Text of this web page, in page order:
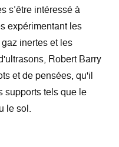
s’être intéressé à
expérimentant les
inertes et les
Robert Barry
et de pensées, qu'il
supports tels que le
le sol.